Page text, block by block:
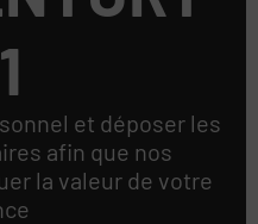
et déposer les
afin que nos
la valeur de votre